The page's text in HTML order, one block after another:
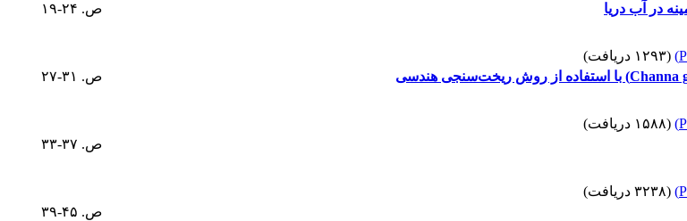
ص. ۲۴-۱۹
(۱۲۹۳ دریافت)
ص. ۳۱-۲۷
(۱۵۸۸ دریافت)
ص. ۳۷-۳۳
(۳۲۳۸ دریافت)
ص. ۴۵-۳۹